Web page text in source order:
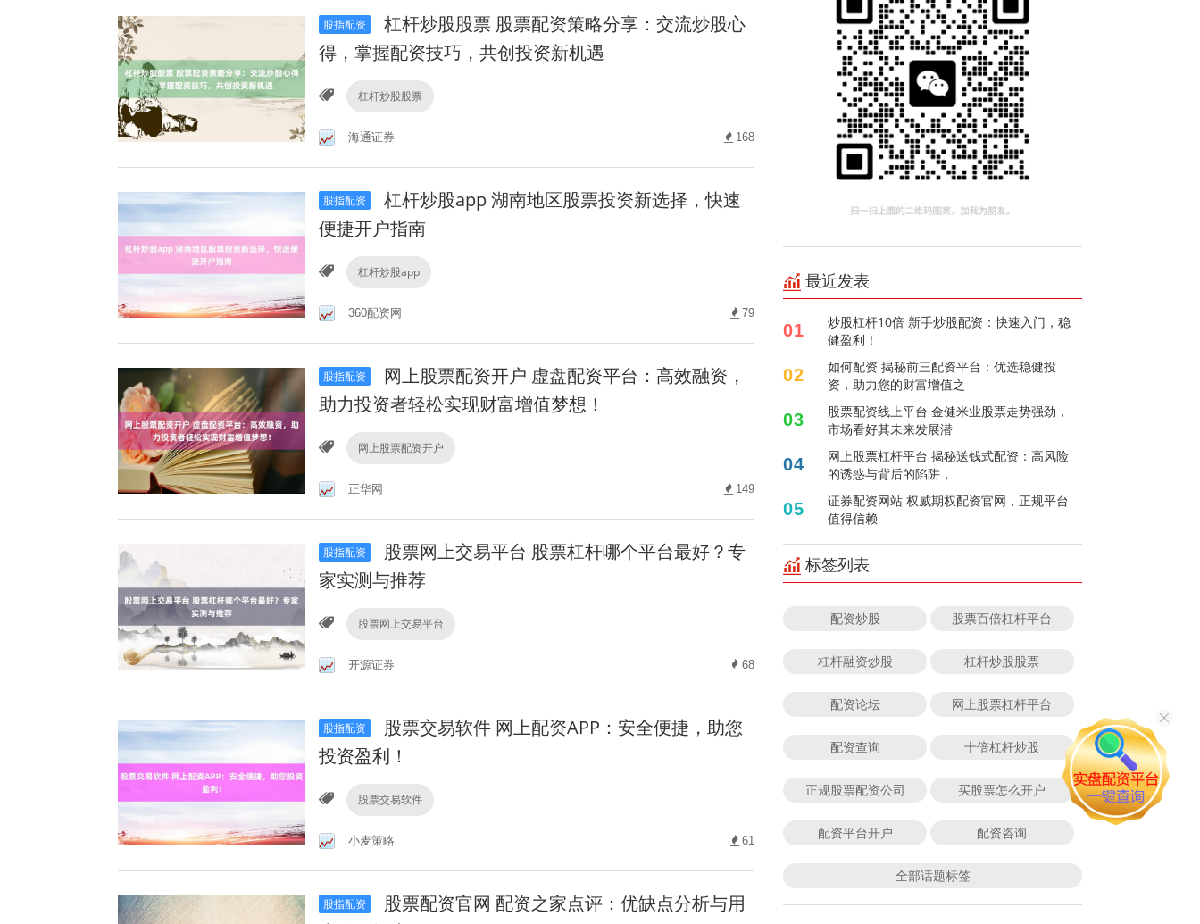
股指配资
杠杆炒股股票 股票配资策略分享：交流炒股心
得，掌握配资技巧，共创投资新机遇
杠杆炒股股票
海通证券 168
股指配资
杠杆炒股app 湖南地区股票投资新选择，快速
便捷开户指南
杠杆炒股app
360配资网 79
股指配资
网上股票配资开户 虚盘配资平台：高效融资，
助力投资者轻松实现财富增值梦想！
网上股票配资开户
正华网 149
股指配资
股票网上交易平台 股票杠杆哪个平台最好？专
家实测与推荐
股票网上交易平台
开源证券 68
股指配资
股票交易软件 网上配资APP：安全便捷，助您
投资盈利！
股票交易软件
小麦策略 61
股指配资
股票配资官网 配资之家点评：优缺点分析与用
最近发表
01
炒股杠杆10倍 新手炒股配资：快速入门，稳
健盈利！
02
如何配资 揭秘前三配资平台：优选稳健投
资，助力您的财富增值之
03
股票配资线上平台 金健米业股票走势强劲，
市场看好其未来发展潜
04
网上股票杠杆平台 揭秘送钱式配资：高风险
的诱惑与背后的陷阱，
05
证券配资网站 权威期权配资官网，正规平台
值得信赖
标签列表
配资炒股 股票百倍杠杆平台
杠杆融资炒股 杠杆炒股股票
配资论坛 网上股票杠杆平台
配资查询 十倍杠杆炒股
正规股票配资公司 买股票怎么开户
配资平台开户 配资咨询
全部话题标签